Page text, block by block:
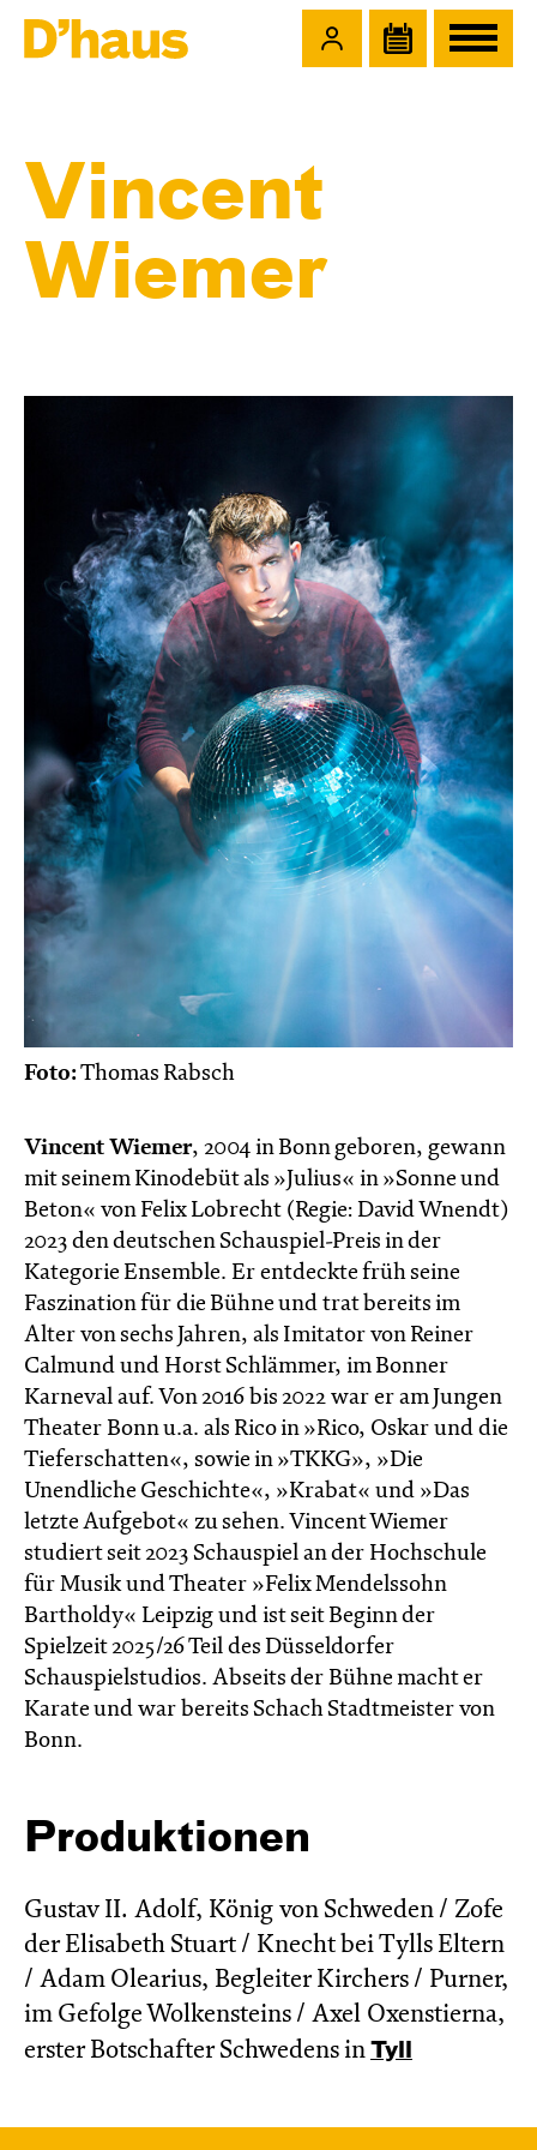
Vincent
Wiemer
Foto:Thomas Rabsch
Vincent Wiemer, 2004 in Bonn geboren, gewann
mit seinem Kinodebüt als »Julius« in »Sonne und
Beton« von Felix Lobrecht (Regie: David Wnendt)
2023 den deutschen Schauspiel-Preis in der
Kategorie Ensemble. Er entdeckte früh seine
Faszination für die Bühne und trat bereits im
Alter von sechs Jahren, als Imitator von Reiner
Calmund und Horst Schlämmer, im Bonner
Karneval auf. Von 2016 bis 2022 war er am Jungen
Theater Bonn u.a. als Rico in »Rico, Oskar und die
Tieferschatten«, sowie in »TKKG», »Die
Unendliche Geschichte«, »Krabat« und »Das
letzte Aufgebot« zu sehen. Vincent Wiemer
studiert seit 2023 Schauspiel an der Hochschule
für Musik und Theater »Felix Mendelssohn
Bartholdy« Leipzig und ist seit Beginn der
Spielzeit 2025/26 Teil des Düsseldorfer
Schauspielstudios. Abseits der Bühne macht er
Karate und war bereits Schach Stadtmeister von
Bonn.
Produktionen
Gustav II. Adolf, König von Schweden / Zofe
der Elisabeth Stuart / Knecht bei Tylls Eltern
/ Adam Olearius, Begleiter Kirchers / Purner,
im Gefolge Wolkensteins / Axel Oxenstierna,
erster Botschafter Schwedens in Tyll